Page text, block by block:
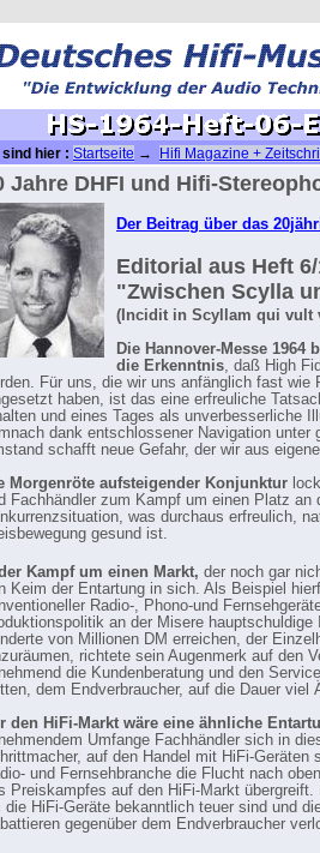
sind hier : Startseite → Hifi Magazine +
1964 → HS-1964-Heft-06-Editorial
Jahre DHFI und Hifi-
Der Beitrag über das
Editorial aus Heft
"Zwischen Scylla
(Incidit in Scyllam qui vult
Die Hannover-Messe
die Erkenntnis, daß High
Für uns, die wir uns anfänglich fast
haben, ist das eine erfreuliche
und eines Tages als unverbesserliche
dank entschlossener Navigation
schafft neue Gefahr, der wir aus
Morgenröte aufsteigender Konjunktur
Fachhändler zum Kampf um einen Platz an
was durchaus erfreulich,
gesund ist.
Kampf um einen Markt, der noch gar
Keim der Entartung in sich. Als Beispiel
Radio-, Phono-und
an der Misere
von Millionen DM erreichen, der
richtete sein Augenmerk auf den
die Kundenberatung und den
dem Endverbraucher, auf die Dauer
den HiFi-Markt wäre eine ähnliche
Umfange Fachhändler sich in
auf den Handel mit HiFi-
und Fernsehbranche die Flucht nach
Preiskampfes auf den HiFi-Markt
die HiFi-Geräte bekanntlich teuer sind und
gegenüber dem Endverbraucher